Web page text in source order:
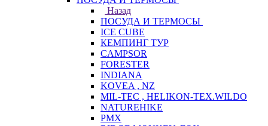
Назад
ПОСУДА И ТЕРМОСЫ
ICE CUBE
КЕМПИНГ ТУР
CAMPSOR
FORESTER
INDIANA
KOVEA , NZ
MIL-TEC , HELIKON-TEX.WILDO
NATUREHIKE
PMX